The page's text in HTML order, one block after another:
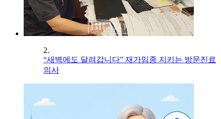
2.
“새벽에도 달려갑니다” 재가임종 지키는 방문진료
의사